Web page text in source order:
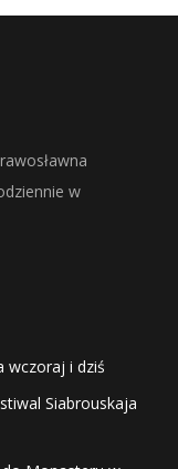
w
wczoraj i dziś
Siabrouskaja